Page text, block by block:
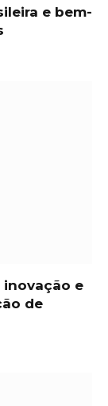
e bem-
inovação e
de